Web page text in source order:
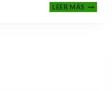
LEER MÁS